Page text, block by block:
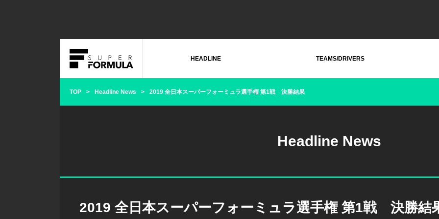
HEADLINE TEAMS/DRIVERS
TOP Headline News 2019 全日本スーパーフォーミュラ選手権 第1戦 決勝結果
Headline News
2019 全日本スーパーフォーミュラ選手権 第1戦 決勝結